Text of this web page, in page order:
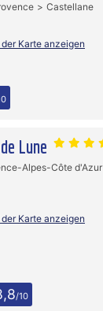
Castellane
Karte anzeigen
Lune
Alpes-Côte d'Azur
Karte anzeigen
/10